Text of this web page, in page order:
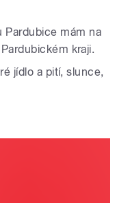
Pardubice mám na
kraji.
jídlo a pití, slunce,